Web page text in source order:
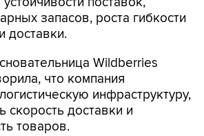
запасов, роста гибкости
доставки.
Wildberries
что компания
инфраструктуру,
скорость доставки и
товаров.